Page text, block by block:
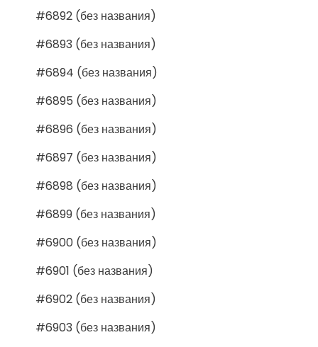
#6892 (без названия)
#6893 (без названия)
#6894 (без названия)
#6895 (без названия)
#6896 (без названия)
#6897 (без названия)
#6898 (без названия)
#6899 (без названия)
#6900 (без названия)
#6901 (без названия)
#6902 (без названия)
#6903 (без названия)